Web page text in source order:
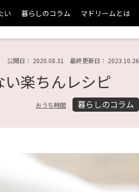
い 暮らしのコラム マドリームとは
公開日： 2020.08.31 最終更新日： 2023.10.26
楽ちんレシピ
おうち時間 暮らしのコラム